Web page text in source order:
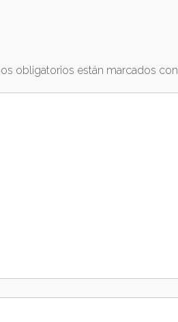
obligatorios están marcados con